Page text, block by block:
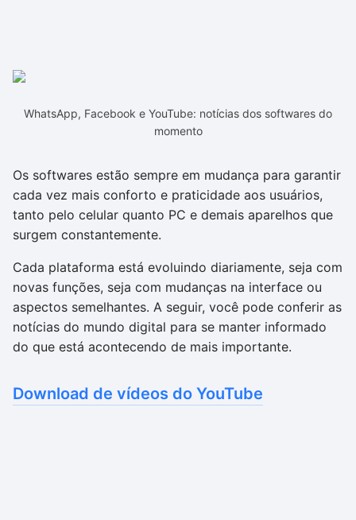
WhatsApp, Facebook e YouTube: notícias dos softwares do
momento
Os softwares estão sempre em mudança para garantir
cada vez mais conforto e praticidade aos usuários,
tanto pelo celular quanto PC e demais aparelhos que
surgem constantemente.
Cada plataforma está evoluindo diariamente, seja com
novas funções, seja com mudanças na interface ou
aspectos semelhantes. A seguir, você pode conferir as
notícias do mundo digital para se manter informado
do que está acontecendo de mais importante.
Download de vídeos do YouTube